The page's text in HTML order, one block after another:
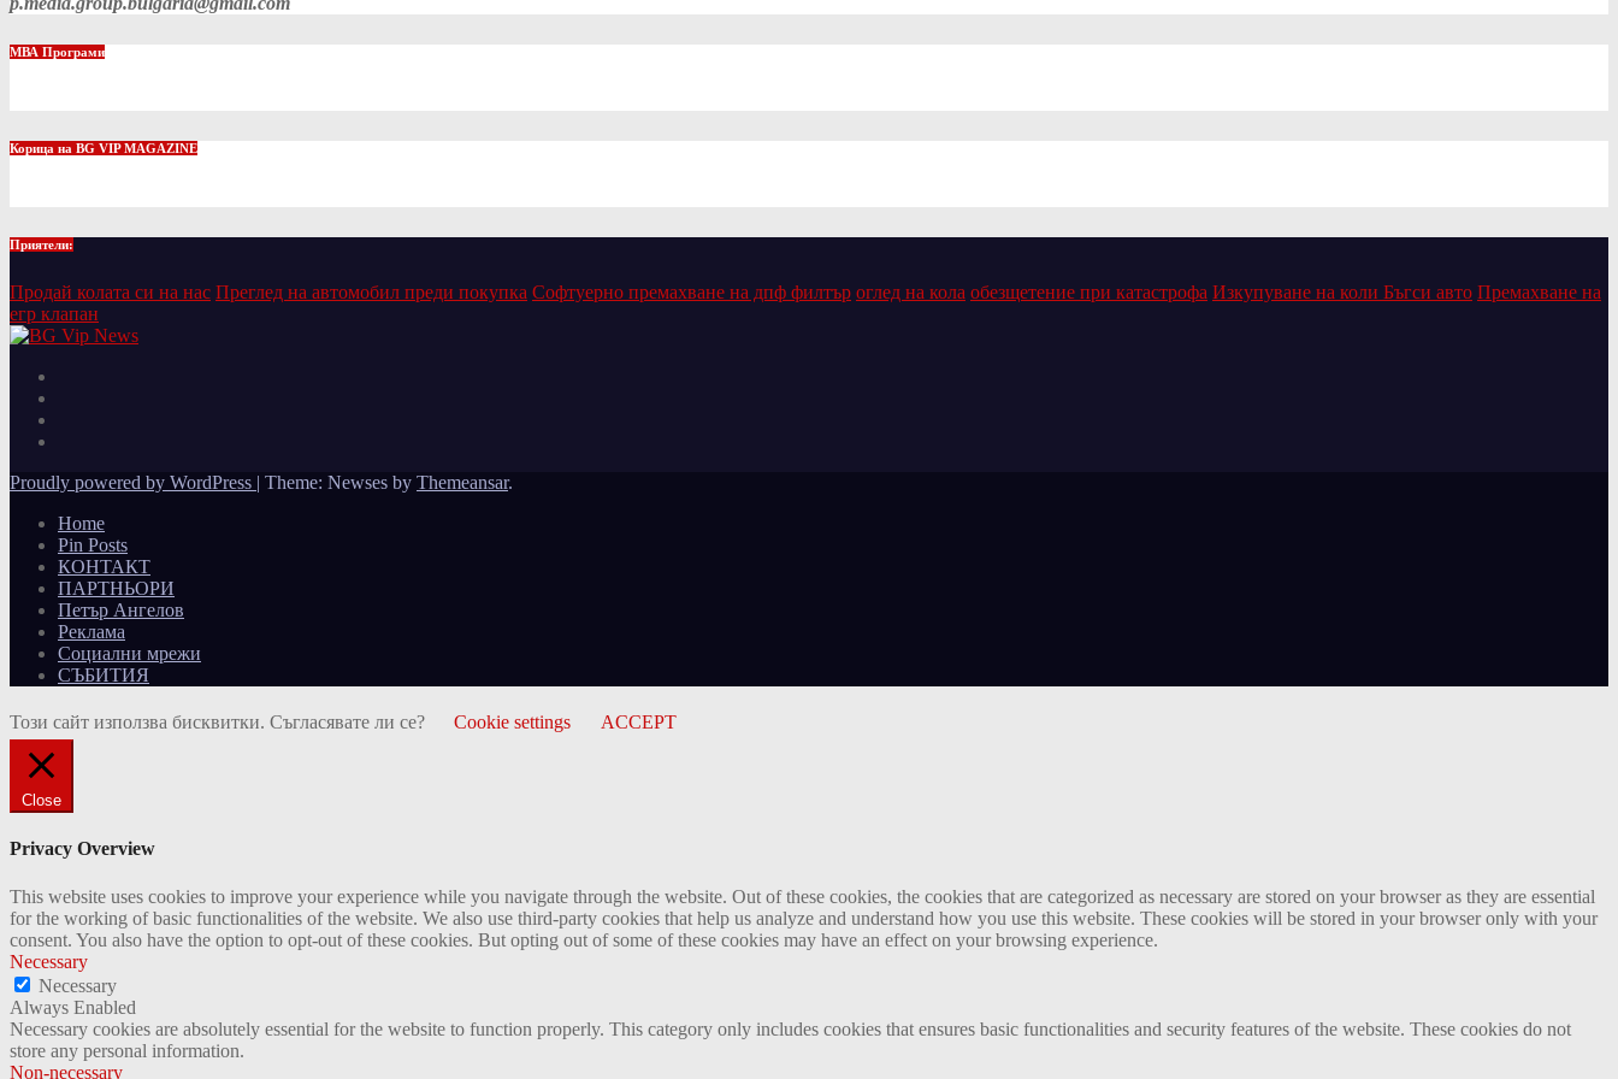
МВА Програми
Корица на BG VIP MAGAZINE
Приятели:
Продай колата си на нас Преглед на автомобил преди покупка Софтуерно премахване на дпф филтър оглед на кола обезщетение при катастрофа Изкупуване на коли Бъгси авто Премахване на
егр клапан
Proudly powered by WordPress | Theme: Newses by Themeansar.
Home
Pin Posts
КОНТАКТ
ПАРТНЬОРИ
Петър Ангелов
Реклама
Социални мрежи
СЪБИТИЯ
Този сайт използва бисквитки. Съгласявате ли се? Cookie settings ACCEPT
Close
Privacy Overview
This website uses cookies to improve your experience while you navigate through the website. Out of these cookies, the cookies that are categorized as necessary are stored on your browser as they are essential
for the working of basic functionalities of the website. We also use third-party cookies that help us analyze and understand how you use this website. These cookies will be stored in your browser only with your
consent. You also have the option to opt-out of these cookies. But opting out of some of these cookies may have an effect on your browsing experience.
Necessary
Necessary
Always Enabled
Necessary cookies are absolutely essential for the website to function properly. This category only includes cookies that ensures basic functionalities and security features of the website. These cookies do not
store any personal information.
Non-necessary